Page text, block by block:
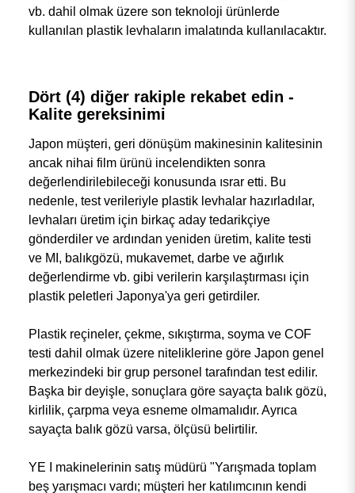
vb. dahil olmak üzere son teknoloji ürünlerde
kullanılan plastik levhaların imalatında kullanılacaktır.
Dört (4) diğer rakiple rekabet edin -
Kalite gereksinimi
Japon müşteri, geri dönüşüm makinesinin kalitesinin
ancak nihai film ürünü incelendikten sonra
değerlendirilebileceği konusunda ısrar etti. Bu
nedenle, test verileriyle plastik levhalar hazırladılar,
levhaları üretim için birkaç aday tedarikçiye
gönderdiler ve ardından yeniden üretim, kalite testi
ve MI, balıkgözü, mukavemet, darbe ve ağırlık
değerlendirme vb. gibi verilerin karşılaştırması için
plastik peletleri Japonya'ya geri getirdiler.
Plastik reçineler, çekme, sıkıştırma, soyma ve COF
testi dahil olmak üzere niteliklerine göre Japon genel
merkezindeki bir grup personel tarafından test edilir.
Başka bir deyişle, sonuçlara göre sayaçta balık gözü,
kirlilik, çarpma veya esneme olmamalıdır. Ayrıca
sayaçta balık gözü varsa, ölçüsü belirtilir.
YE I makinelerinin satış müdürü "Yarışmada toplam
beş yarışmacı vardı; müşteri her katılımcının kendi